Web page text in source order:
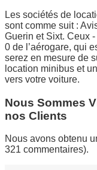
Les sociétés de
sont comme suit :
Guerin et Sixt. Ceux
0 de l’aérogare, qui
serez en mesure de
location minibus et
vers votre voiture.
Nous Sommes
nos Clients
Nous avons obtenu
321 commentaires).